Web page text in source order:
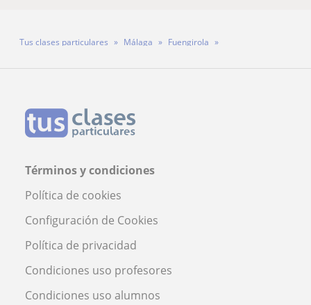
Tus clases particulares Málaga
Fuengirola
Términos y condiciones
Política de cookies
Configuración de Cookies
Política de privacidad
Condiciones uso profesores
Condiciones uso alumnos